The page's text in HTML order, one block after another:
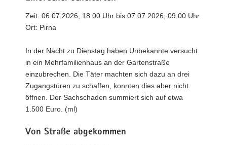
Zeit: 06.07.2026, 18:00 Uhr bis 07.07.2026, 09:00 Uhr
Ort: Pirna
In der Nacht zu Dienstag haben Unbekannte versucht
in ein Mehrfamilienhaus an der Gartenstraße
einzubrechen. Die Täter machten sich dazu an drei
Zugangstüren zu schaffen, konnten dies aber nicht
öffnen. Der Sachschaden summiert sich auf etwa
1.500 Euro. (ml)
Von Straße abgekommen